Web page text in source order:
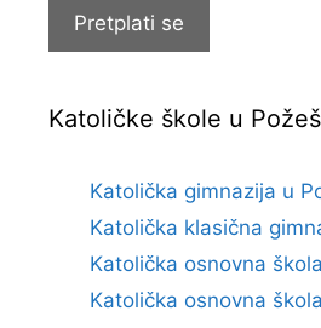
Pretplati se
Katoličke škole u
Katolička gimnazija u
Katolička klasična
Katolička osnovna
Katolička osnovna